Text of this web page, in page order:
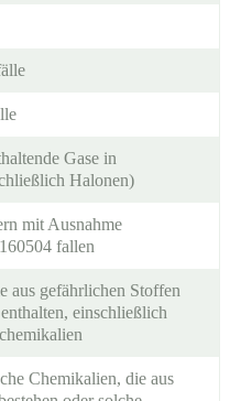
Gase in
Halonen)
mit Ausnahme
fallen
aus gefährlichen Stoffen
einschließlich
Chemikalien, die aus